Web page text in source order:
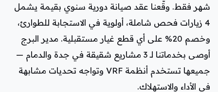
شهر فقط. وقّعنا عقد صيانة دورية سنوي بقيمة يشمل
4 زيارات فحص شاملة، أولوية في الاستجابة للطوارئ،
وخصم 20% على أي قطع غيار مستقبلية. مدير البرج
أوصى بخدماتنا لـ 3 مشاريع شقيقة في جدة والدمام —
جميعها تستخدم أنظمة VRF وتواجه تحديات مشابهة
في الأداء والاستهلاك.